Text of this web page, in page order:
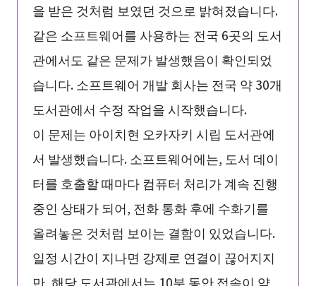
을 받은 것처럼 보였던 것으로 밝혀졌습니다.
같은 소프트웨어를 사용하는 전국 6곳의 도서
관에서도 같은 문제가 발생했음이 확인되었
습니다. 소프트웨어 개발 회사는 전국 약 30개
도서관에서 수정 작업을 시작했습니다.
이 문제는 아이치현 오카자키 시립 도서관에
서 발생했습니다. 소프트웨어에는, 도서 데이
터를 호출할 때마다 컴퓨터 처리가 계속 진행
중인 상태가 되어, 전화 통화 후에 수화기를
올려놓은 것처럼 보이는 결함이 있었습니다.
일정 시간이 지나면 강제로 연결이 끊어지지
만, 해당 도서관에서는 10분 동안 접속이 약